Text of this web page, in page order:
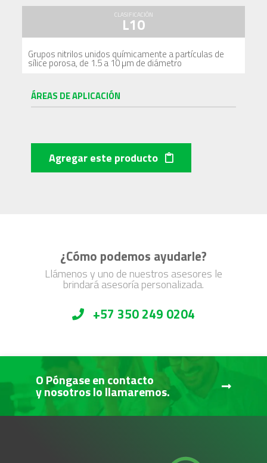
CLASIFICACIÓN
L10
Grupos nitrilos unidos químicamente a partículas de
sílice porosa, de 1.5 a 10 µm de diámetro
ÁREAS DE APLICACIÓN
Agregar este producto
¿Cómo podemos ayudarle?
Llámenos y uno de nuestros asesores le
brindará asesoría personalizada.
+57 350 249 0204
O Póngase en contacto
y nosotros lo llamaremos.